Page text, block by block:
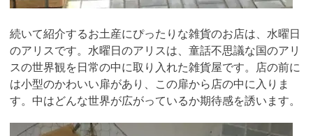
続いて紹介するお土産にぴったりな雑貨のお店は、水曜日
のアリスです。水曜日のアリスは、童話不思議な国のアリ
スの世界観を日常の中に取り入れた雑貨屋です。店の前に
は小型のかわいい扉があり、この扉から店の中に入りま
す。中はどんな世界が広がっているか期待感を誘います。